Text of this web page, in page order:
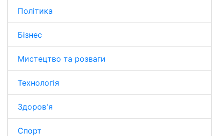
Політика
Бізнес
Мистецтво та розваги
Технологія
Здоров'я
Спорт